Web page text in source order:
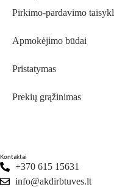
Pirkimo-pardavimo
Apmokėjimo būdai
Pristatymas
Prekių grąžinimas
Kontaktai
+370 615 15631
info@akdirbtuves.lt